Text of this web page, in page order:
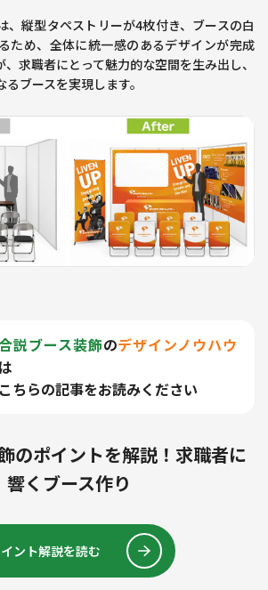
、縦型タペストリーが4枚付き、ブースの白
ため、全体に統一感のあるデザインが完成
求職者にとって魅力的な空間を生み出し、
ブースを実現します。
説ブース装飾のデザインノウハウ
は
こちらの記事をお読みください
のポイントを解説！求職者に
響くブース作り
ント解説を読む